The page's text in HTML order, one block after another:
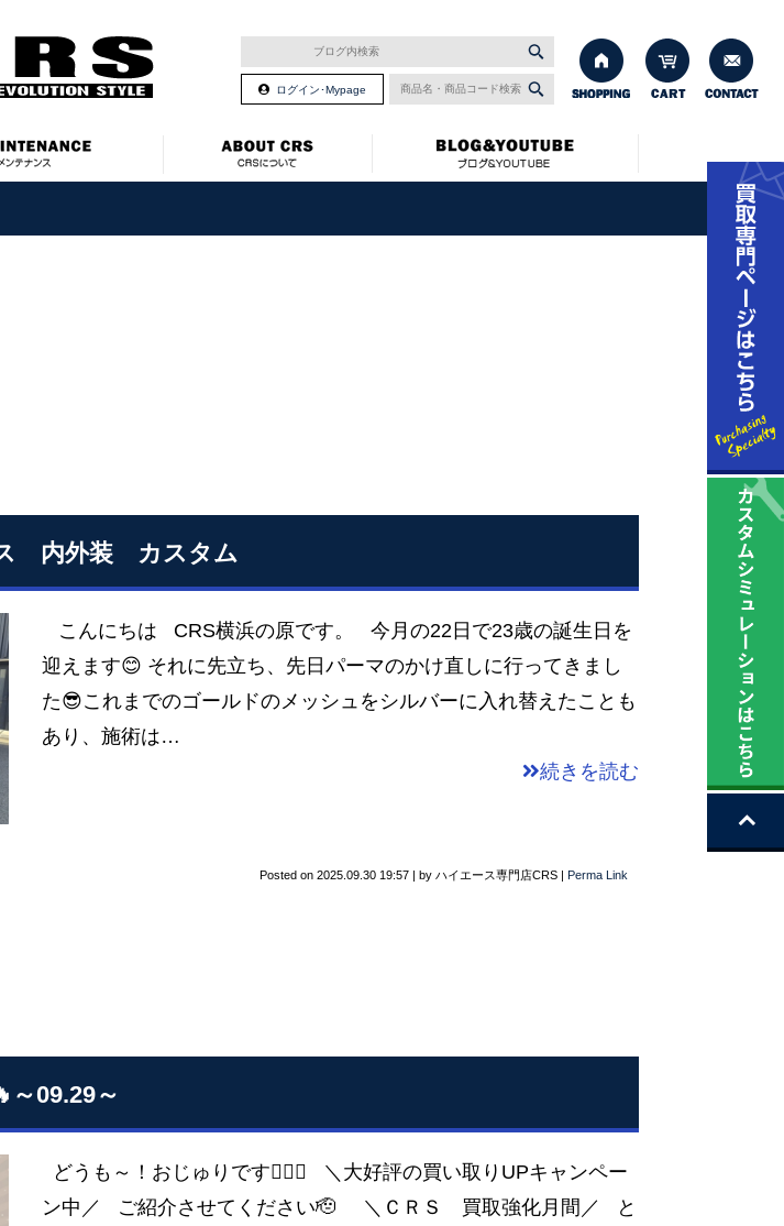
ログイン･Mypage
内外装 カスタム
こんにちは CRS横浜の原です。 今月の22日で23歳の誕生日を
迎えます😊 それに先立ち、先日パーマのかけ直しに行ってきまし
た😎これまでのゴールドのメッシュをシルバーに入れ替えたことも
あり、施術は…
続きを読む
Posted on 2025.09.30 19:57 by ハイエース専門店CRS Perma Link
～09.29～
どうも～！おじゅりです🙋🏻‍♀️ ＼大好評の買い取りUPキャンペー
ン中／ ご紹介させてください🫡 ＼ＣＲＳ 買取強化月間／ と